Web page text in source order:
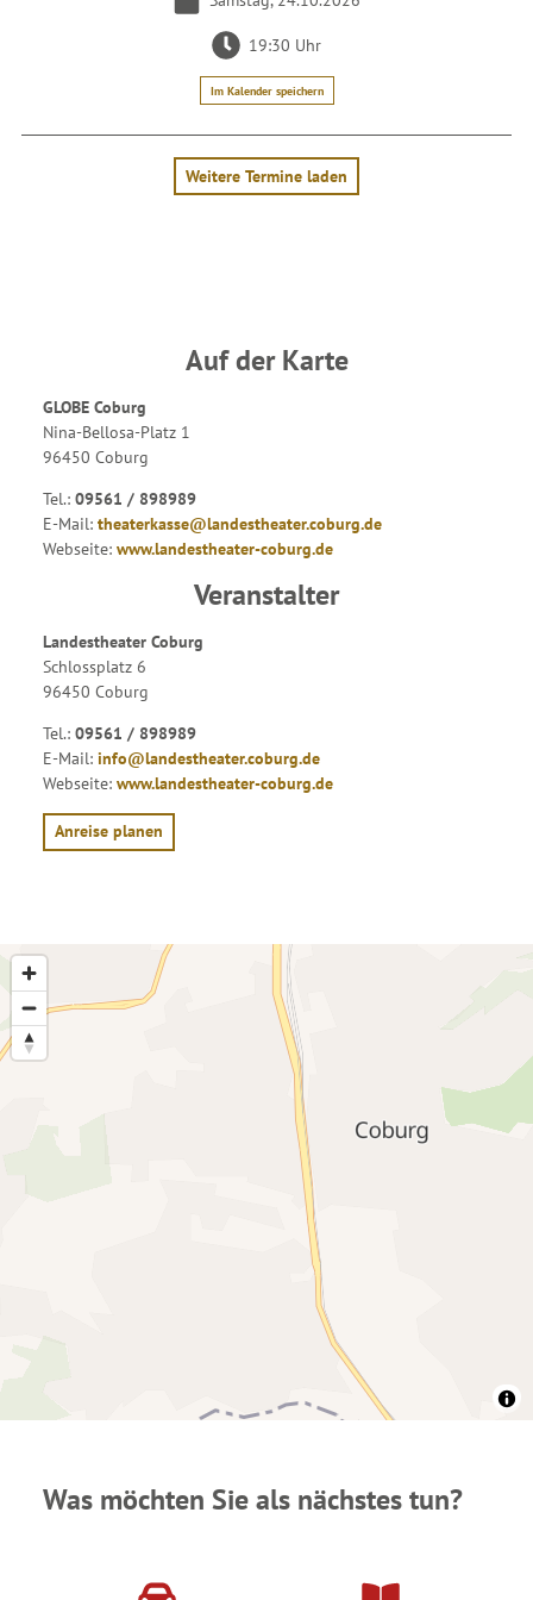
19:30 Uhr
Im Kalender speichern
Weitere Termine laden
Auf der Karte
GLOBE Coburg
Nina-Bellosa-Platz 1
96450 Coburg
Tel.: 09561 / 898989
E-Mail: theaterkasse@landestheater.coburg.de
Webseite: www.landestheater-coburg.de
Veranstalter
Landestheater Coburg
Schlossplatz 6
96450 Coburg
Tel.: 09561 / 898989
E-Mail: info@landestheater.coburg.de
Webseite: www.landestheater-coburg.de
Anreise planen
Was möchten Sie als nächstes tun?